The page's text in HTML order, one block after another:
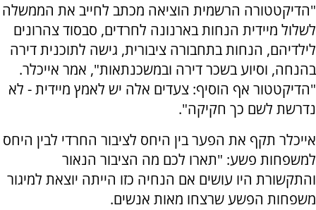
"הדיקטטורה הרשמית הוציאה מכתב לחייב את הממשלה
לשלול מיידית הנחות בארנונה לחרדים, סבסוד צהרונים
לילדיהם, הנחות בתחבורה ציבורית, גישה לתוכנית דירה
בהנחה, וסיוע בשכר דירה ובמשכנתאות", אמר אייכלר.
"הדיקטטור אף הוסיף: צעדים אלה יש לאמץ מיידית - לא
נדרשת לשם כך חקיקה".
אייכלר תקף את הפער בין היחס לציבור החרדי לבין היחס
למשפחות פשע: "תארו לכם מה הציבור הנאור
והתקשורת היו עושים אם הנחיה כזו הייתה יוצאת למיגור
משפחות הפשע שרצחו מאות אנשים.